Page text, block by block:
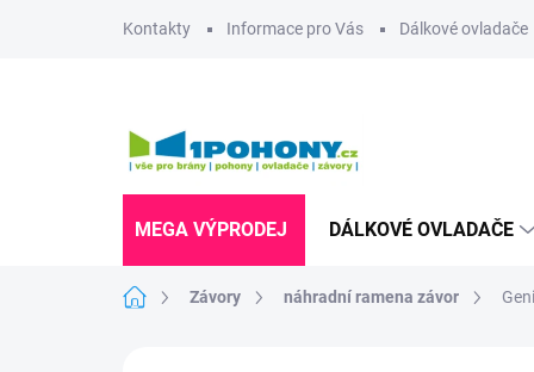
Kontakty Informace pro Vás Dálkové ovladače
MEGA VÝPRODEJ DÁLKOVÉ OVLADAČE
Domů Závory náhradní ramena závor